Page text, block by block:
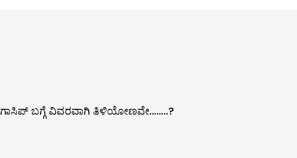
ಗಾಸಿಪ್ ಬಗ್ಗೆ ವಿವರವಾಗಿ ತಿಳಿಯೋಣವೇ……..?